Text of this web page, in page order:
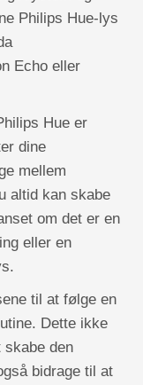
Philips Hue-lys
Echo eller
Hue er
dine
mellem
altid kan skabe
om det er en
eller en
til at følge en
Dette ikke
skabe den
bidrage til at